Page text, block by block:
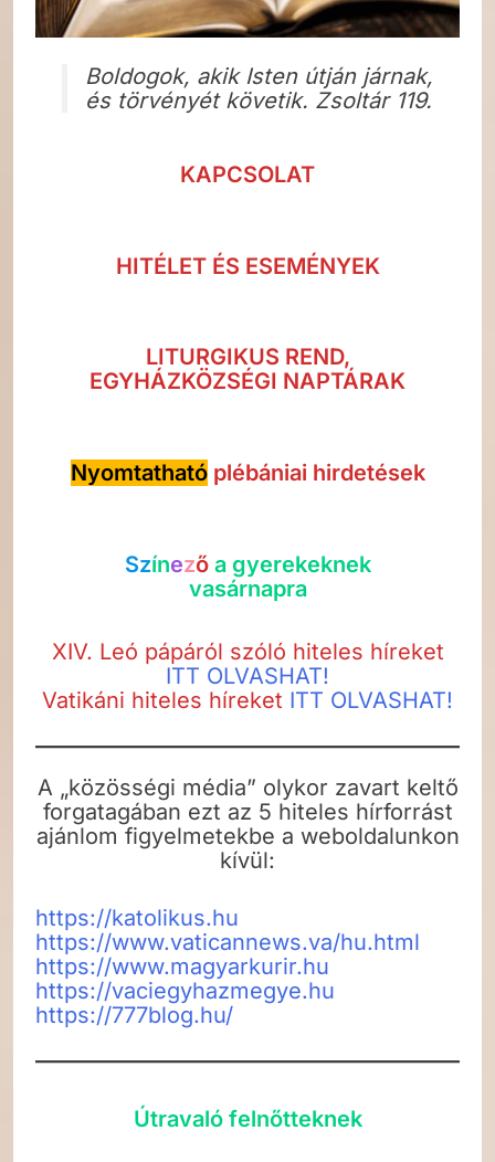
Boldogok, akik Isten útján járnak,
és törvényét követik. Zsoltár 119.
KAPCSOLAT
HITÉLET ÉS ESEMÉNYEK
LITURGIKUS REND,
EGYHÁZKÖZSÉGI NAPTÁRAK
Nyomtathatóplébániai hirdetések
Színezőa gyerekeknek
vasárnapra
XIV. Leó pápáról szóló hiteles híreket
ITT OLVASHAT!
Vatikáni hiteles híreket ITT OLVASHAT!
A „közösségi média” olykor zavart keltő
forgatagában ezt az 5 hiteles hírforrást
ajánlom figyelmetekbe a weboldalunkon
kívül:
https://katolikus.hu
https://www.vaticannews.va/hu.html
https://www.magyarkurir.hu
https://vaciegyhazmegye.hu
https://777blog.hu/
Útravaló felnőtteknek